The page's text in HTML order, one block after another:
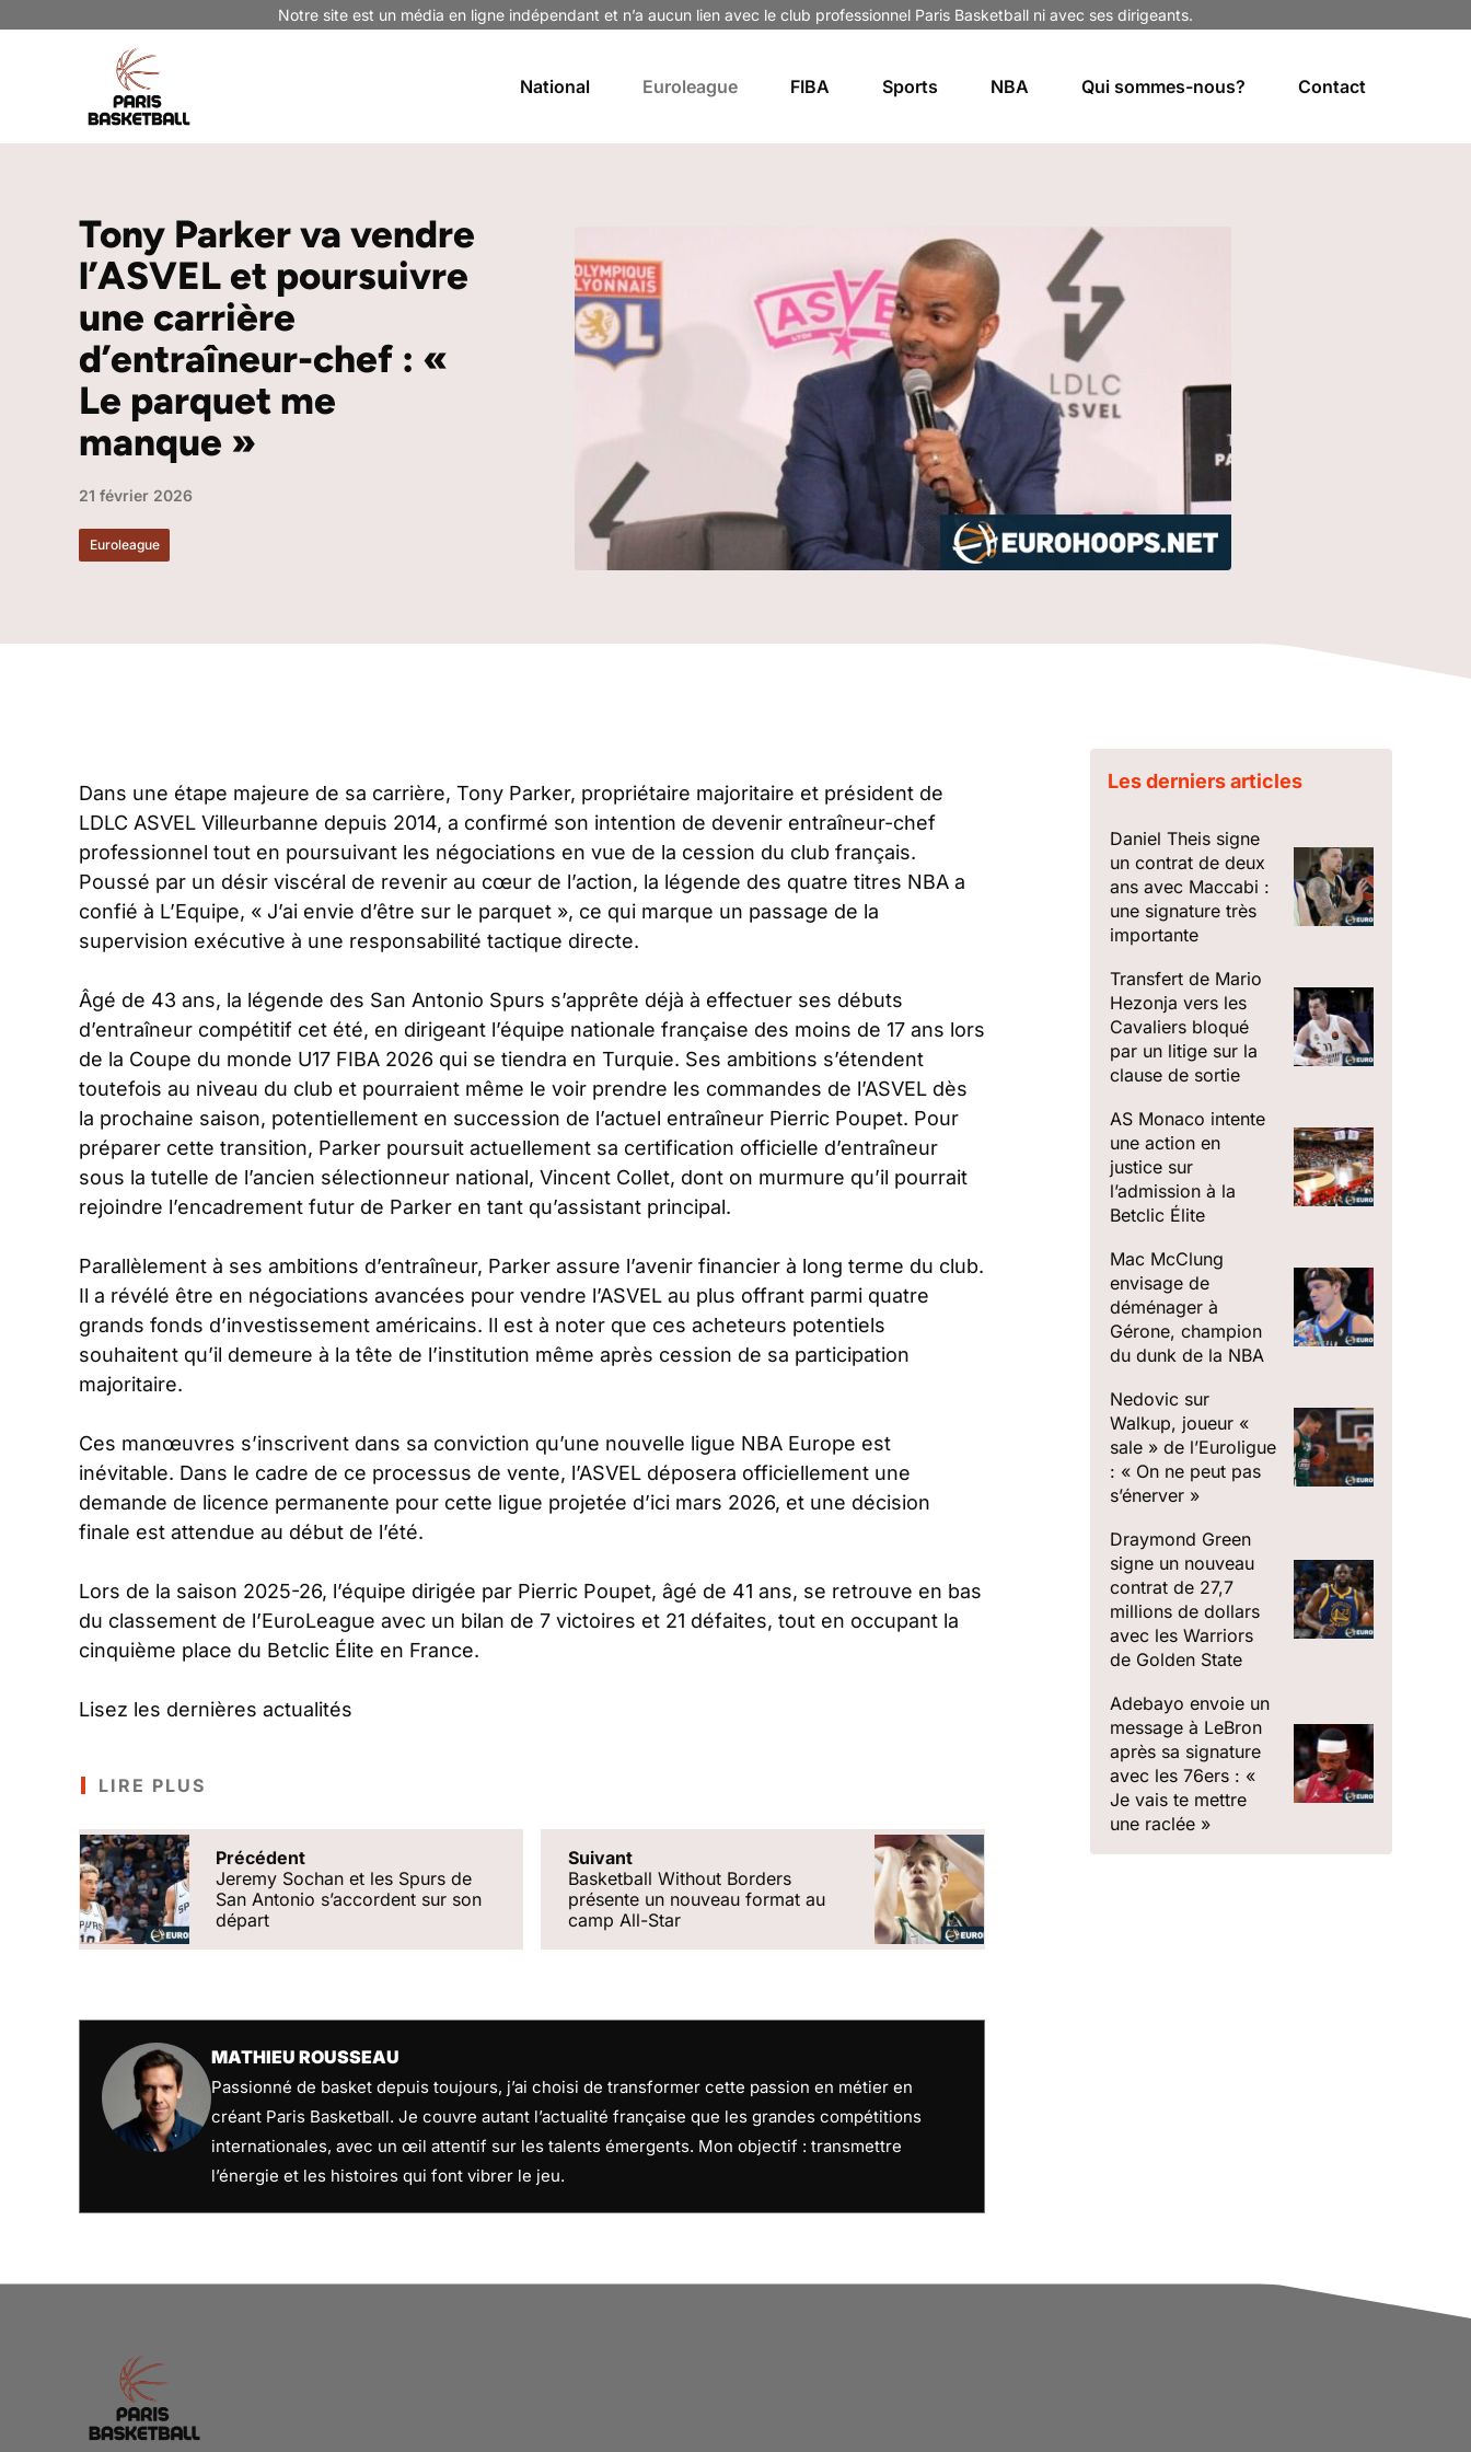
Notre site est un média en ligne indépendant et n’a aucun lien avec le club professionnel Paris Basketball ni avec ses dirigeants.
National Euroleague FIBA Sports NBA Qui sommes-nous? Contact
Tony Parker va vendre
l’ASVEL et poursuivre
une carrière
d’entraîneur-chef : «
Le parquet me
manque »
21 février 2026
Euroleague
Dans une étape majeure de sa carrière, Tony Parker, propriétaire majoritaire et président de
LDLC ASVEL Villeurbanne depuis 2014, a confirmé son intention de devenir entraîneur-chef
professionnel tout en poursuivant les négociations en vue de la cession du club français.
Poussé par un désir viscéral de revenir au cœur de l’action, la légende des quatre titres NBA a
confié à L’Equipe, « J’ai envie d’être sur le parquet », ce qui marque un passage de la
supervision exécutive à une responsabilité tactique directe.
Âgé de 43 ans, la légende des San Antonio Spurs s’apprête déjà à effectuer ses débuts
d’entraîneur compétitif cet été, en dirigeant l’équipe nationale française des moins de 17 ans lors
de la Coupe du monde U17 FIBA 2026 qui se tiendra en Turquie. Ses ambitions s’étendent
toutefois au niveau du club et pourraient même le voir prendre les commandes de l’ASVEL dès
la prochaine saison, potentiellement en succession de l’actuel entraîneur Pierric Poupet. Pour
préparer cette transition, Parker poursuit actuellement sa certification officielle d’entraîneur
sous la tutelle de l’ancien sélectionneur national, Vincent Collet, dont on murmure qu’il pourrait
rejoindre l’encadrement futur de Parker en tant qu’assistant principal.
Parallèlement à ses ambitions d’entraîneur, Parker assure l’avenir financier à long terme du club.
Il a révélé être en négociations avancées pour vendre l’ASVEL au plus offrant parmi quatre
grands fonds d’investissement américains. Il est à noter que ces acheteurs potentiels
souhaitent qu’il demeure à la tête de l’institution même après cession de sa participation
majoritaire.
Ces manœuvres s’inscrivent dans sa conviction qu’une nouvelle ligue NBA Europe est
inévitable. Dans le cadre de ce processus de vente, l’ASVEL déposera officiellement une
demande de licence permanente pour cette ligue projetée d’ici mars 2026, et une décision
finale est attendue au début de l’été.
Lors de la saison 2025-26, l’équipe dirigée par Pierric Poupet, âgé de 41 ans, se retrouve en bas
du classement de l’EuroLeague avec un bilan de 7 victoires et 21 défaites, tout en occupant la
cinquième place du Betclic Élite en France.
Lisez les dernières actualités
LIRE PLUS
Précédent
Jeremy Sochan et les Spurs de
San Antonio s’accordent sur son
départ
Suivant
Basketball Without Borders
présente un nouveau format au
camp All-Star
MATHIEU ROUSSEAU
Passionné de basket depuis toujours, j’ai choisi de transformer cette passion en métier en
créant Paris Basketball. Je couvre autant l’actualité française que les grandes compétitions
internationales, avec un œil attentif sur les talents émergents. Mon objectif : transmettre
l’énergie et les histoires qui font vibrer le jeu.
Les derniers articles
Daniel Theis signe
un contrat de deux
ans avec Maccabi :
une signature très
importante
Transfert de Mario
Hezonja vers les
Cavaliers bloqué
par un litige sur la
clause de sortie
AS Monaco intente
une action en
justice sur
l’admission à la
Betclic Élite
Mac McClung
envisage de
déménager à
Gérone, champion
du dunk de la NBA
Nedovic sur
Walkup, joueur «
sale » de l’Euroligue
: « On ne peut pas
s’énerver »
Draymond Green
signe un nouveau
contrat de 27,7
millions de dollars
avec les Warriors
de Golden State
Adebayo envoie un
message à LeBron
après sa signature
avec les 76ers : «
Je vais te mettre
une raclée »